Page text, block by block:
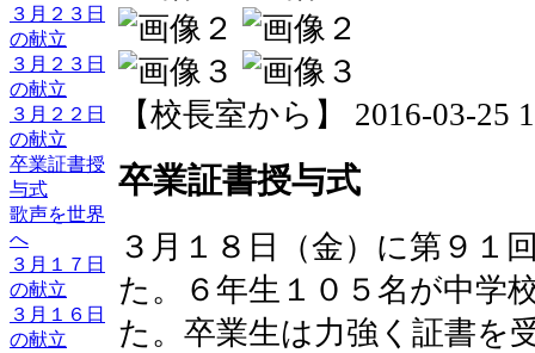
３月２３日
の献立
３月２３日
の献立
３月２２日
の献立
卒業証書授
与式
歌声を世界
へ
３月１７日
の献立
３月１６日
の献立
【校長室から】 2016-03-25
卒業証書授与式
３月１８日（金）に第９１
た。６年生１０５名が中学
た。卒業生は力強く証書を